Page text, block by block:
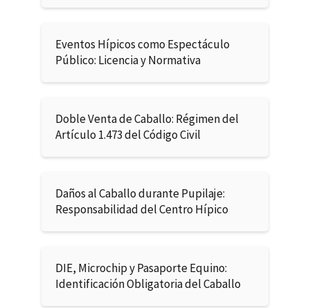
Eventos Hípicos como Espectáculo
Público: Licencia y Normativa
Doble Venta de Caballo: Régimen del
Artículo 1.473 del Código Civil
Daños al Caballo durante Pupilaje:
Responsabilidad del Centro Hípico
DIE, Microchip y Pasaporte Equino:
Identificación Obligatoria del Caballo